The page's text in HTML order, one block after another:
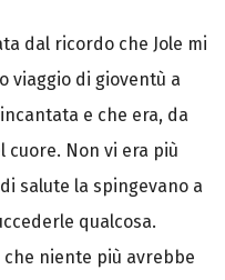
dal ricordo che Jole mi
viaggio di gioventù a
incantata e che era, da
cuore. Non vi era più
salute la spingevano a
qualcosa.
niente più avrebbe